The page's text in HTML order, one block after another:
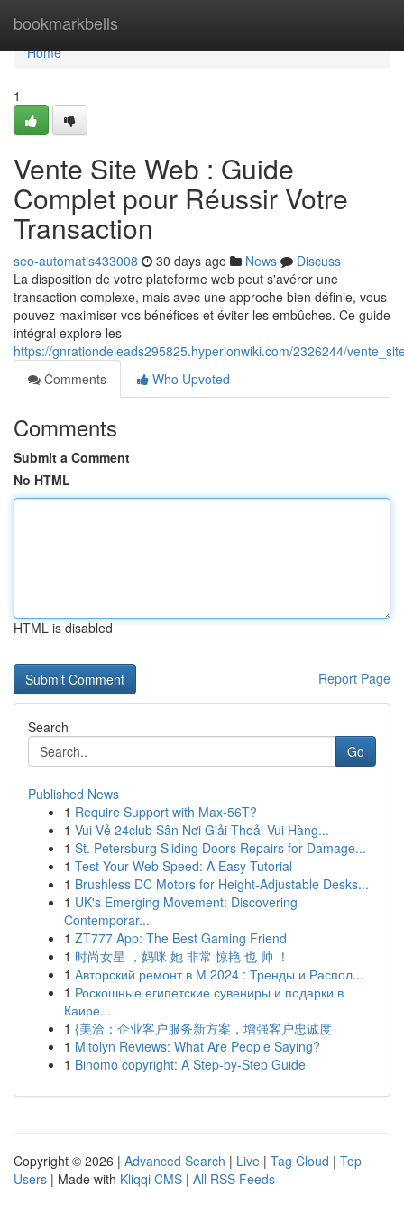
bookmarkbells
Home
Home
1
Vente Site Web : Guide
Complet pour Réussir Votre
Transaction
seo-automatis433008 30 days ago News
Discuss
La disposition de votre plateforme web peut s'avérer une
transaction complexe, mais avec une approche bien définie, vous
pouvez maximiser vos bénéfices et éviter les embûches. Ce guide
intégral explore les
https://gnrationdeleads295825.hyperionwiki.com/2326244/
Comments
Who Upvoted
Comments
Submit a Comment
No HTML
HTML is disabled
Report Page
Search
Go
Published News
1 Require Support with Max-56T?
1 Vui Vẻ 24club Sân Nơi Giải Thoải Vui Hàng...
1 St. Petersburg Sliding Doors Repairs for Damage...
1 Test Your Web Speed: A Easy Tutorial
1 Brushless DC Motors for Height-Adjustable Desks...
1 UK's Emerging Movement: Discovering
Contemporar...
1 ZT777 App: The Best Gaming Friend
1 时尚女星 ，妈咪 她 非常 惊艳 也 帅 ！
1 Авторский ремонт в М 2024 : Тренды и Распол...
1 Роскошные египетские сувениры и подарки в
Каире...
1 {美洽：企业客户服务新方案，增强客户忠诚度
1 Mitolyn Reviews: What Are People Saying?
1 Binomo copyright: A Step-by-Step Guide
Copyright © 2026 | Advanced Search | Live | Tag Cloud | Top
Users | Made with Kliqqi CMS | All RSS Feeds